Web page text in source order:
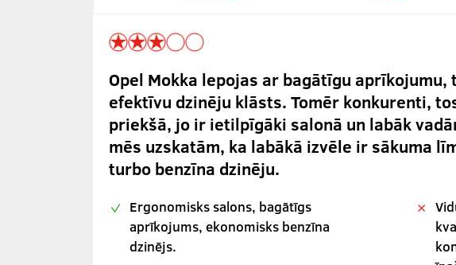
Opel Mokka lepojas ar bagātīgu
efektīvu dzinēju klāsts. Tomēr konkurenti,
priekšā, jo ir ietilpīgāki salonā un labāk
mēs uzskatām, ka labākā izvēle ir sākuma
turbo benzīna dzinēju.
Ergonomisks salons, bagātīgs
aprīkojums, ekonomisks benzīna
dzinējs.